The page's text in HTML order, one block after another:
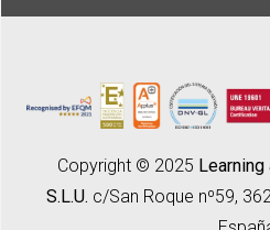
Copyright © 2025
S.L.U. c/San Roque nº59,